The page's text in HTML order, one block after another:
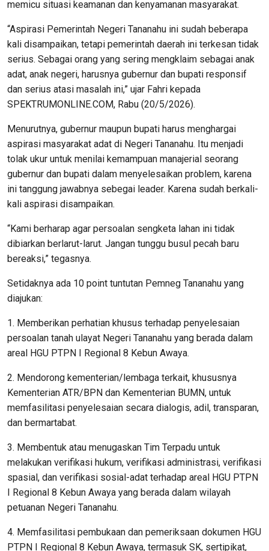
memicu situasi keamanan dan kenyamanan masyarakat.
“Aspirasi Pemerintah Negeri Tananahu ini sudah beberapa
kali disampaikan, tetapi pemerintah daerah ini terkesan tidak
serius. Sebagai orang yang sering mengklaim sebagai anak
adat, anak negeri, harusnya gubernur dan bupati responsif
dan serius atasi masalah ini,” ujar Fahri kepada
SPEKTRUMONLINE.COM, Rabu (20/5/2026).
Menurutnya, gubernur maupun bupati harus menghargai
aspirasi masyarakat adat di Negeri Tananahu. Itu menjadi
tolak ukur untuk menilai kemampuan manajerial seorang
gubernur dan bupati dalam menyelesaikan problem, karena
ini tanggung jawabnya sebegai leader. Karena sudah berkali-
kali aspirasi disampaikan.
“Kami berharap agar persoalan sengketa lahan ini tidak
dibiarkan berlarut-larut. Jangan tunggu busul pecah baru
bereaksi,” tegasnya.
Setidaknya ada 10 point tuntutan Pemneg Tananahu yang
diajukan:
1. Memberikan perhatian khusus terhadap penyelesaian
persoalan tanah ulayat Negeri Tananahu yang berada dalam
areal HGU PTPN I Regional 8 Kebun Awaya.
2. Mendorong kementerian/lembaga terkait, khususnya
Kementerian ATR/BPN dan Kementerian BUMN, untuk
memfasilitasi penyelesaian secara dialogis, adil, transparan,
dan bermartabat.
3. Membentuk atau menugaskan Tim Terpadu untuk
melakukan verifikasi hukum, verifikasi administrasi, verifikasi
spasial, dan verifikasi sosial-adat terhadap areal HGU PTPN
I Regional 8 Kebun Awaya yang berada dalam wilayah
petuanan Negeri Tananahu.
4. Memfasilitasi pembukaan dan pemeriksaan dokumen HGU
PTPN I Regional 8 Kebun Awaya, termasuk SK, sertipikat,